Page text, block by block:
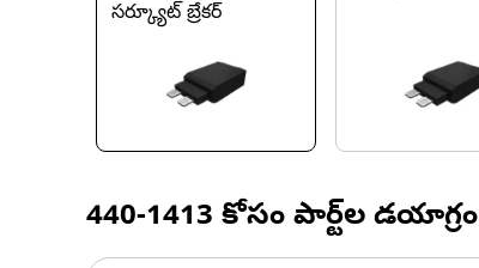
సర్క్యూట్ బ్రేకర్
440-1413 కోసం పార్ట్‌ల డయాగ్రం